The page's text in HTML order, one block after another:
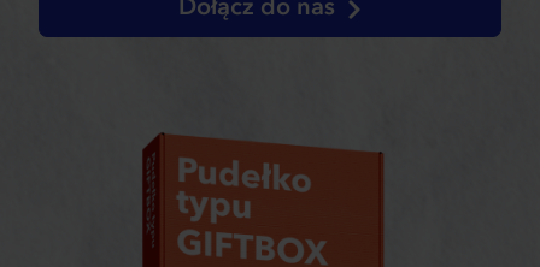
Dołącz do nas